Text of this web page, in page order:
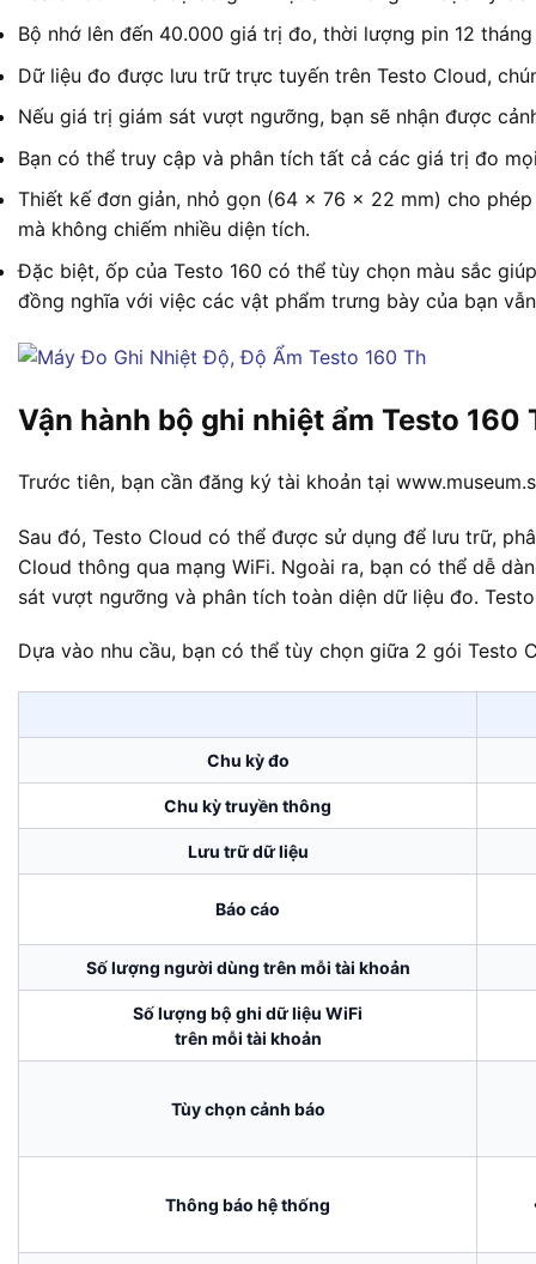
Bộ nhớ lên đến 40.000 giá trị đo, thời lượng pin 12
Dữ liệu đo được lưu trữ trực tuyến trên Testo Cloud,
Nếu giá trị giám sát vượt ngưỡng, bạn sẽ nhận được
Bạn có thể truy cập và phân tích tất cả các giá trị đo
Thiết kế đơn giản, nhỏ gọn (64 x 76 x 22 mm) cho
mà không chiếm nhiều diện tích.
Đặc biệt, ốp của Testo 160 có thể tùy chọn màu sắc
đồng nghĩa với việc các vật phẩm trưng bày của bạn
Vận hành bộ ghi nhiệt ẩm Testo 160
Trước tiên, bạn cần đăng ký tài khoản tại
Sau đó, Testo Cloud có thể được sử dụng để lưu trữ,
Cloud thông qua mạng WiFi. Ngoài ra, bạn có thể dễ
sát vượt ngưỡng và phân tích toàn diện dữ liệu đo.
Dựa vào nhu cầu, bạn có thể tùy chọn giữa 2 gói
Chu kỳ đo
Chu kỳ truyền thông
Lưu trữ dữ liệu
Báo cáo
Số lượng người dùng trên mỗi tài khoản
Số lượng bộ ghi dữ liệu WiFi
trên mỗi tài khoản
Tùy chọn cảnh báo
Thông báo hệ thống